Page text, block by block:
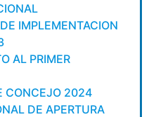
IMPLEMENTACION
AL PRIMER
CONCEJO 2024
DE APERTURA